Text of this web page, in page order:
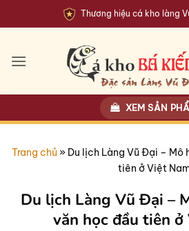
qua
dung
Thương hiệu cá kho làng
XEM SẢN
Trang chủ» Du lịch Làng Vũ Đại – Mô
tiên ở Việt
Du lịch Làng Vũ Đại –
văn học đầu tiên